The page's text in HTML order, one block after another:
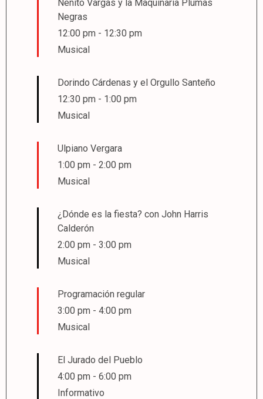
Nenito Vargas y la Maquinaria Plumas
Negras
12:00 pm - 12:30 pm
Musical
Dorindo Cárdenas y el Orgullo Santeño
12:30 pm - 1:00 pm
Musical
Ulpiano Vergara
1:00 pm - 2:00 pm
Musical
¿Dónde es la fiesta? con John Harris
Calderón
2:00 pm - 3:00 pm
Musical
Programación regular
3:00 pm - 4:00 pm
Musical
El Jurado del Pueblo
4:00 pm - 6:00 pm
Informativo